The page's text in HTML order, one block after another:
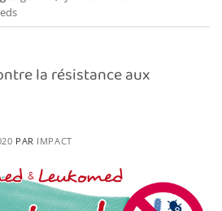
la résistance aux
PAR IMPACT